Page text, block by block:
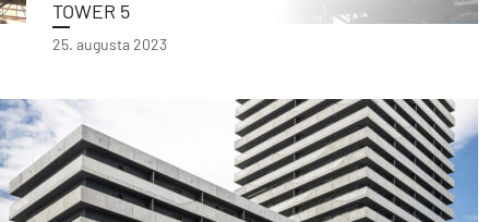
TOWER 5
25. augusta 2023